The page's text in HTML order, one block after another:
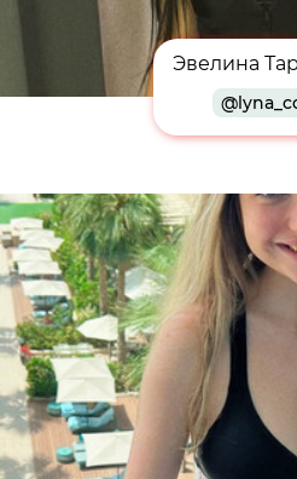
Эвелина